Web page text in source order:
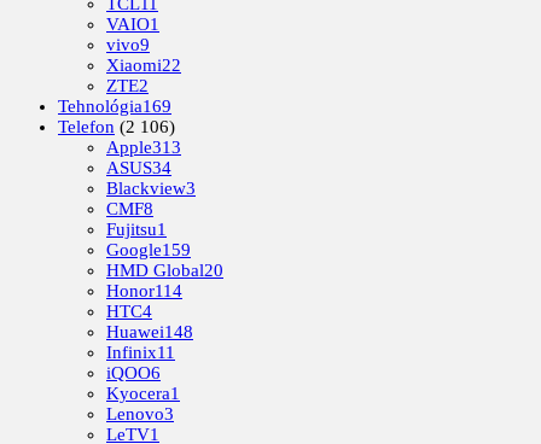
TCL11
VAIO1
vivo9
Xiaomi22
ZTE2
Tehnológia169
Telefon (2 106)
Apple313
ASUS34
Blackview3
CMF8
Fujitsu1
Google159
HMD Global20
Honor114
HTC4
Huawei148
Infinix11
iQOO6
Kyocera1
Lenovo3
LeTV1